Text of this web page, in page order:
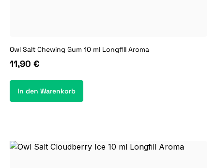
Owl Salt Chewing Gum 10 ml Longfill Aroma
11,90 €
In den Warenkorb